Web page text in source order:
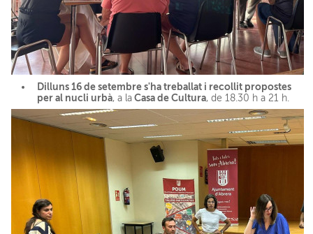
Dilluns 16 de setembre s'ha treballat i recollit propostes
per al nucli urbà, a la Casa de Cultura, de 18.30 h a 21 h.